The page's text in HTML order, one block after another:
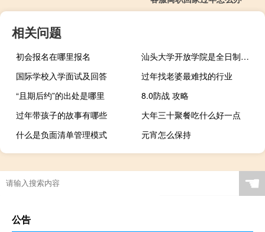
相关问题
初会报名在哪里报名
汕头大学开放学院是全日制大专吗
国际学校入学面试及回答
过年找老婆最难找的行业
“且期后约”的出处是哪里
8.0防战 攻略
过年带孩子的故事有哪些
大年三十聚餐吃什么好一点
什么是负面清单管理模式
元宵怎么保持
☚
公告